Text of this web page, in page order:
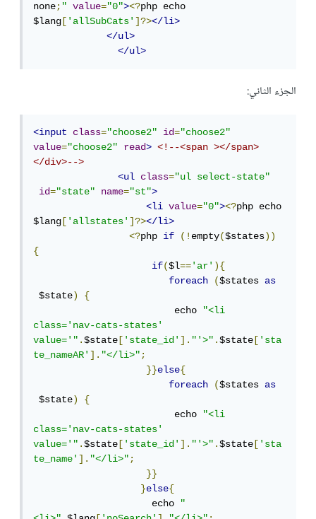
none;" value="0"><?php echo
$lang ['allSubCats']?></li>
</ul>
</ul>
الجزء الثاني:
<input class="choose2" id="choose2"
value="choose2" read>
<!--<span ></span>
</div>-->
<ul
class="ul select-state"
id="state" name="st">
<li
value="0"><?php echo
$lang ['allstates']?></li>
<?php if (!empty($states))
{
if($l=='ar'){
foreach
($states as
$state)
{
echo "<li
class='nav-cats-states'
value='".$state ['state_id']."'>".$state ['sta
te_nameAR']."</li>";
}}else{
foreach
($states as
$state)
{
echo "<li
class='nav-cats-states'
value='".$state ['state_id']."'>".$state ['sta
te_name']."</li>";
}}
}else{
echo "